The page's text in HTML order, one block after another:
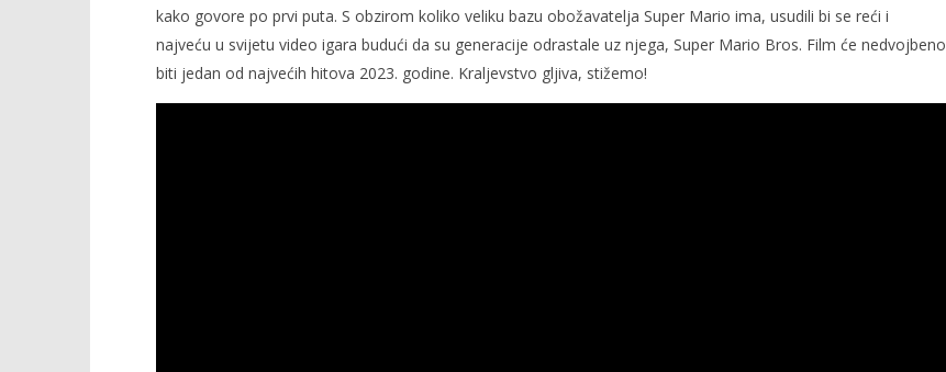
kako govore po prvi puta. S obzirom koliko veliku bazu obožavatelja Super Mario ima, usudili bi se reći i
najveću u svijetu video igara budući da su generacije odrastale uz njega, Super Mario Bros. Film će nedvojbeno
biti jedan od najvećih hitova 2023. godine. Kraljevstvo gljiva, stižemo!